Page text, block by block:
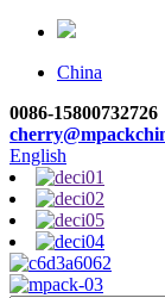
China
0086-15800732726
English